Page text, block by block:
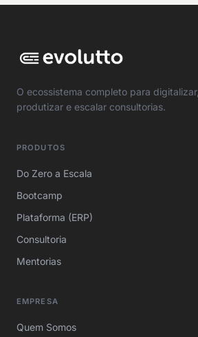
O ecossistema completo para digitalizar,
produtizar e escalar consultorias.
PRODUTOS
Do Zero a Escala
Bootcamp
Plataforma (ERP)
Consultoria
Mentorias
EMPRESA
Quem Somos